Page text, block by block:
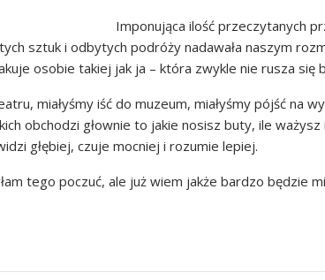
Imponująca ilość przeczytanych
sztuk i odbytych podróży nadawała naszym
osobie takiej jak ja – która zwykle nie rusza się
miałyśmy iść do muzeum, miałyśmy pójść na
obchodzi głownie to jakie nosisz buty, ile ważysz
głębiej, czuje mocniej i rozumie lepiej.
tego poczuć, ale już wiem jakże bardzo będzie